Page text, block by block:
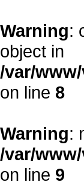
Warning:
object in
/var/
on line 8
Warning:
/var/
on line 9